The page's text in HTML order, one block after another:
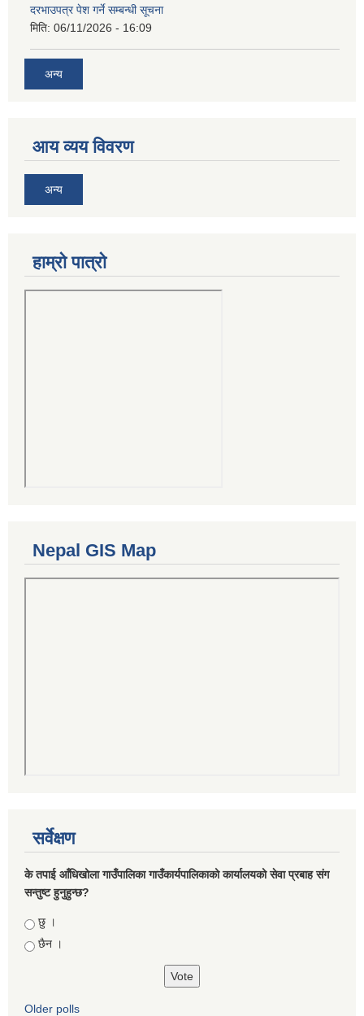
दरभाउपत्र पेश गर्ने सम्बन्धी सूचना
मिति: 06/11/2026 - 16:09
अन्य
आय व्यय विवरण
अन्य
हाम्रो पात्रो
Nepal GIS Map
सर्वेक्षण
के तपाई आँधिखोला गाउँपालिका गाउँकार्यपालिकाको कार्यालयको सेवा प्रबाह संग
सन्तुष्ट हुनुहुन्छ?
Choices
छु ।
छैन ।
Older polls